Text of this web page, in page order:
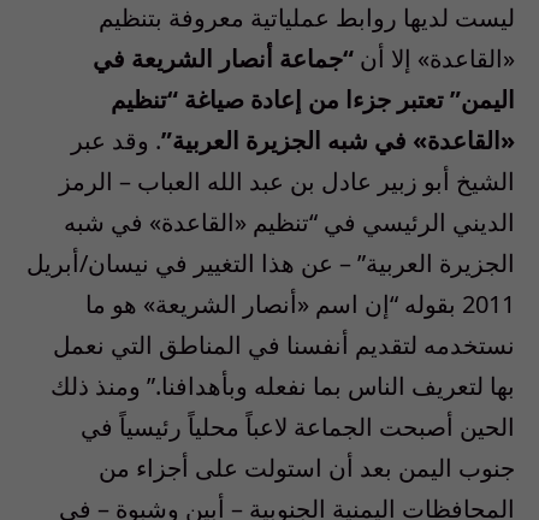
ليست لديها روابط عملياتية معروفة بتنظيم
«القاعدة» إلا أن “جماعة أنصار الشريعة في
اليمن” تعتبر جزءا من إعادة صياغة “تنظيم
«القاعدة» في شبه الجزيرة العربية”. وقد عبر
الشيخ أبو زبير عادل بن عبد الله العباب – الرمز
الديني الرئيسي في “تنظيم «القاعدة» في شبه
الجزيرة العربية” – عن هذا التغيير في نيسان/أبريل
2011 بقوله “إن اسم «أنصار الشريعة» هو ما
نستخدمه لتقديم أنفسنا في المناطق التي نعمل
بها لتعريف الناس بما نفعله وبأهدافنا.” ومنذ ذلك
الحين أصبحت الجماعة لاعباً محلياً رئيسياً في
جنوب اليمن بعد أن استولت على أجزاء من
المحافظات اليمنية الجنوبية – أبين وشبوة – في